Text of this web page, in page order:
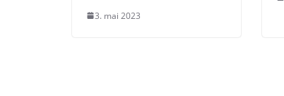
3. mai 2023